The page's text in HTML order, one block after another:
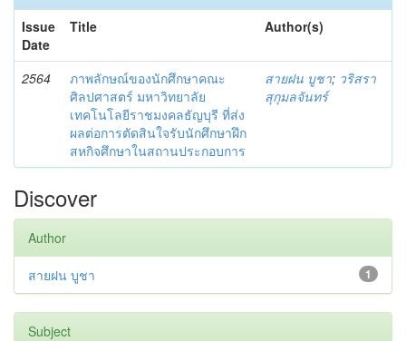
Issue
Date
Title Author(s)
2564
ภาพลักษณ์ของนักศึกษาคณะ
ศิลปศาสตร์ มหาวิทยาลัย
เทคโนโลยีราชมงคลธัญบุรี ที่ส่ง
ผลต่อการตัดสินใจรับนักศึกษาฝึก
สหกิจศึกษาในสถานประกอบการ
สายฝน บูชา; วริสรา
สุกุมลจันทร์
Discover
Author
1
สายฝน บูชา
Subject